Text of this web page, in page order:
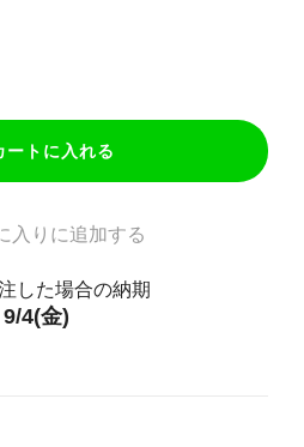
ートに入れる
入りに追加する
した場合の納期
9/4(金)